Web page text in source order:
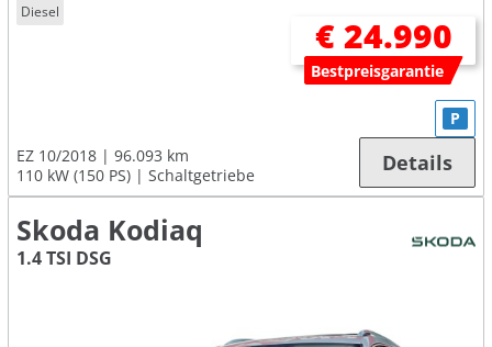
Diesel
€ 24.990
Bestpreisgarantie
EZ 10/2018
96.093 km
110 kW (150 PS)
Schaltgetriebe
P
Details
Skoda Kodiaq
1.4 TSI DSG